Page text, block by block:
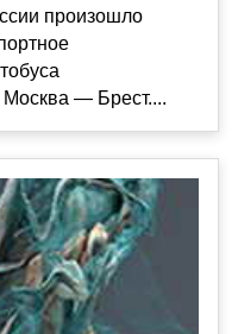
произошло
— Брест....